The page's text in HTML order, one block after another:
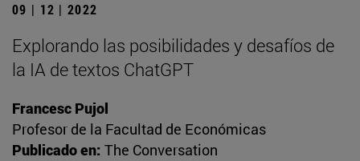
09 | 12 | 2022
Explorando las posibilidades y desafíos de
la IA de textos ChatGPT
Francesc Pujol
Profesor de la Facultad de Económicas
Publicado en: The Conversation